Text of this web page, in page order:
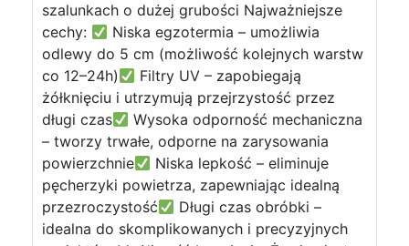
szalunkach o dużej grubości Najważniejsze
cechy:
Niska egzotermia – umożliwia
odlewy do 5 cm (możliwość kolejnych warstw
co 12–24h)
Filtry UV – zapobiegają
żółknięciu i utrzymują przejrzystość przez
długi czas
Wysoka odporność mechaniczna
– tworzy trwałe, odporne na zarysowania
powierzchnie
Niska lepkość – eliminuje
pęcherzyki powietrza, zapewniając idealną
przezroczystość
Długi czas obróbki –
idealna do skomplikowanych i precyzyjnych